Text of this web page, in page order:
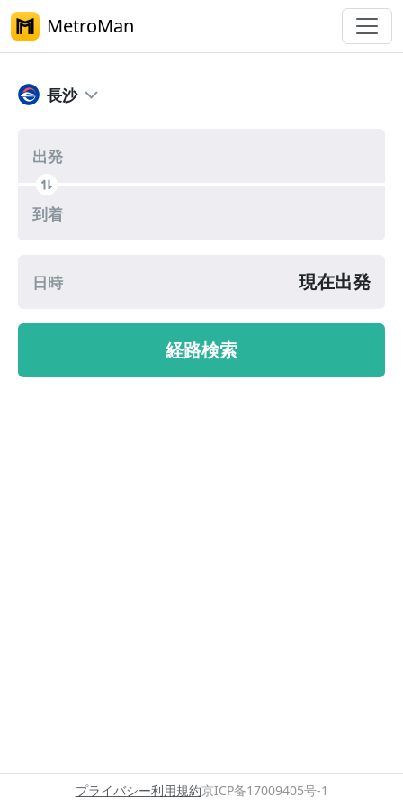
MetroMan
長沙メトロ乗換案内
長沙
出発
到着
日時 現在出発
経路検索
プライバシー利用規約京ICP备17009405号-1